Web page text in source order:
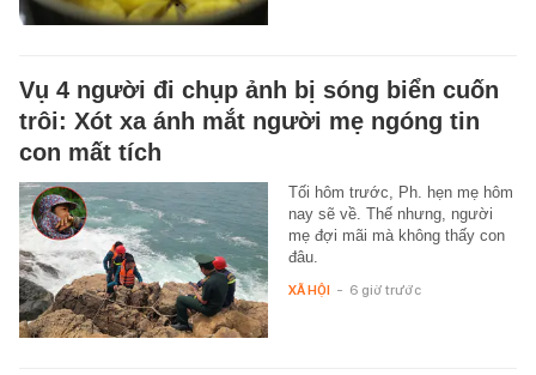
Vụ 4 người đi chụp ảnh bị sóng biển cuốn
trôi: Xót xa ánh mắt người mẹ ngóng tin
con mất tích
Tối hôm trước, Ph. hẹn mẹ hôm
nay sẽ về. Thế nhưng, người
mẹ đợi mãi mà không thấy con
đâu.
XÃ HỘI - 6 giờ trước